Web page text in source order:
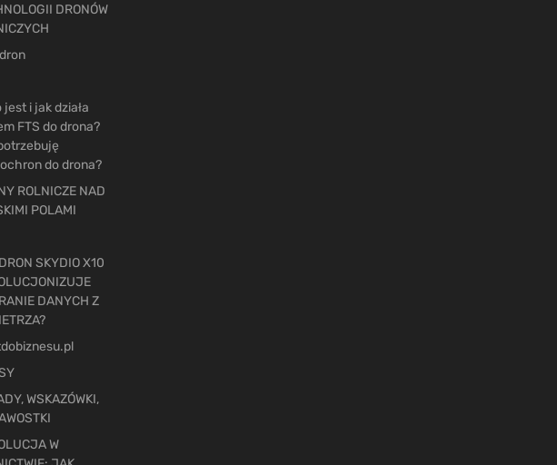
DRONÓW
jest i jak działa
FTS do drona?
do drona?
ROLNICZE NAD
POLAMI
SKYDIO X10
DANYCH Z
WSKAZÓWKI,
W